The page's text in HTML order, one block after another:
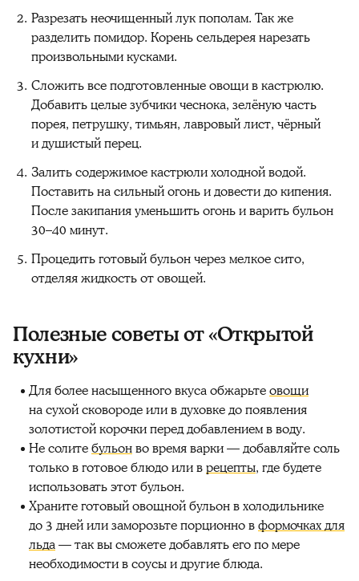
Разрезать неочищенный лук пополам. Так же
разделить помидор. Корень сельдерея нарезать
произвольными кусками.
Сложить все подготовленные овощи в кастрюлю.
Добавить целые зубчики чеснока, зелёную часть
порея, петрушку, тимьян, лавровый лист, чёрный
и душистый перец.
Залить содержимое кастрюли холодной водой.
Поставить на сильный огонь и довести до кипения.
После закипания уменьшить огонь и варить бульон
30–40 минут.
Процедить готовый бульон через мелкое сито,
отделяя жидкость от овощей.
Полезные советы от «Открытой
кухни»
Для более насыщенного вкуса обжарьтеовощи
на сухой сковороде или в духовке до появления
золотистой корочки перед добавлением в воду.
Не солитебульонво время варки — добавляйте соль
только в готовое блюдо или врецепты, где будете
использовать этот бульон.
Храните готовый овощной бульон в холодильнике
до 3 дней или заморозьте порционно вформочках для
льда— так вы сможете добавлять его по мере
необходимости в соусы и другие блюда.